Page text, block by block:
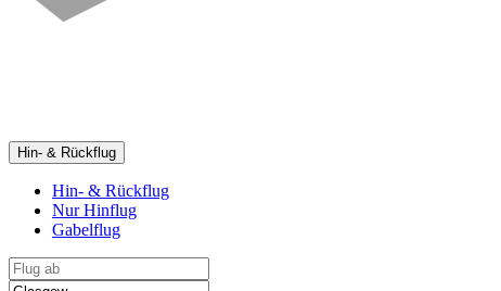
Hin- & Rückflug
Hin- & Rückflug
Nur Hinflug
Gabelflug